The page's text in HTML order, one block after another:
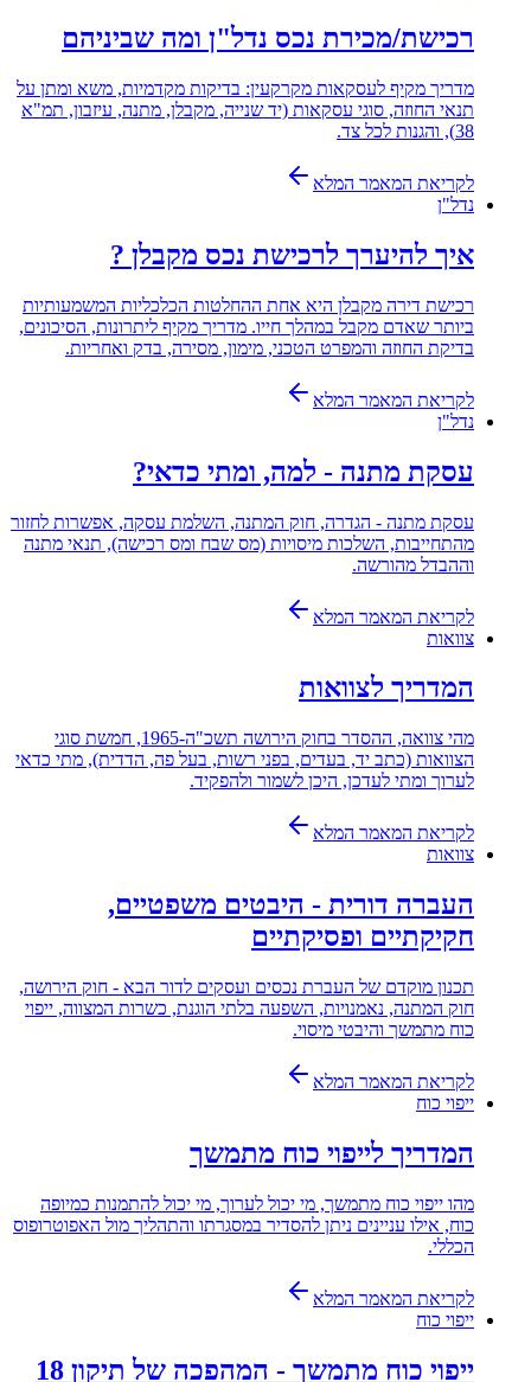
רכישת/מכירת נכס נדל"ן ומה שביניהם
מדריך מקיף לעסקאות מקרקעין: בדיקות מקדמיות, משא ומתן על
תנאי החוזה, סוגי עסקאות (יד שנייה, מקבלן, מתנה, עיזבון, תמ"א
38), והגנות לכל צד.
לקריאת המאמר המלא
נדל"ן
איך להיערך לרכישת נכס מקבלן ?
רכישת דירה מקבלן היא אחת ההחלטות הכלכליות המשמעותיות
ביותר שאדם מקבל במהלך חייו. מדריך מקיף ליתרונות, הסיכונים,
בדיקת החוזה והמפרט הטכני, מימון, מסירה, בדק ואחריות.
לקריאת המאמר המלא
נדל"ן
עסקת מתנה - למה, ומתי כדאי?
עסקת מתנה - הגדרה, חוק המתנה, השלמת עסקה, אפשרות לחזור
מהתחייבות, השלכות מיסויות (מס שבח ומס רכישה), תנאי מתנה
וההבדל מהורשה.
לקריאת המאמר המלא
צוואות
המדריך לצוואות
מהי צוואה, ההסדר בחוק הירושה תשכ"ה-1965, חמשת סוגי
הצוואות (כתב יד, בעדים, בפני רשות, בעל פה, הדדית), מתי כדאי
לערוך ומתי לעדכן, היכן לשמור ולהפקיד.
לקריאת המאמר המלא
צוואות
העברה דורית - היבטים משפטיים,
חקיקתיים ופסיקתיים
תכנון מוקדם של העברת נכסים ועסקים לדור הבא - חוק הירושה,
חוק המתנה, נאמנויות, השפעה בלתי הוגנת, כשרות המצווה, ייפוי
כוח מתמשך והיבטי מיסוי.
לקריאת המאמר המלא
ייפוי כוח
המדריך לייפוי כוח מתמשך
מהו ייפוי כוח מתמשך, מי יכול לערוך, מי יכול להתמנות כמיופה
כוח, אילו עניינים ניתן להסדיר במסגרתו והתהליך מול האפוטרופוס
הכללי.
לקריאת המאמר המלא
ייפוי כוח
ייפוי כוח מתמשך - המהפכה של תיקון 18